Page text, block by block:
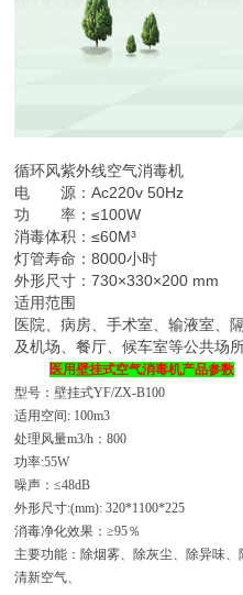
循环风紫外线空气消毒机
电 源：Ac220v 50Hz
功 率：≤100W
消毒体积：≤60M³
灯管寿命：8000小时
外形尺寸：730×330×200 mm
适用范围
医院、病房、手术室、输液室、
及机场、餐厅、候车室等公共场所
医用壁挂式空气消毒机产品参数
型号：壁挂式YF/ZX-B100
适用空间 : 100m3
处理风量m3/h ：800
功率:55W
噪声：≤48dB
外形尺寸:(mm): 320*1100*225
消毒净化效果：≥95％
主要功能：除烟雾、除灰尘、除异味
清新空气、